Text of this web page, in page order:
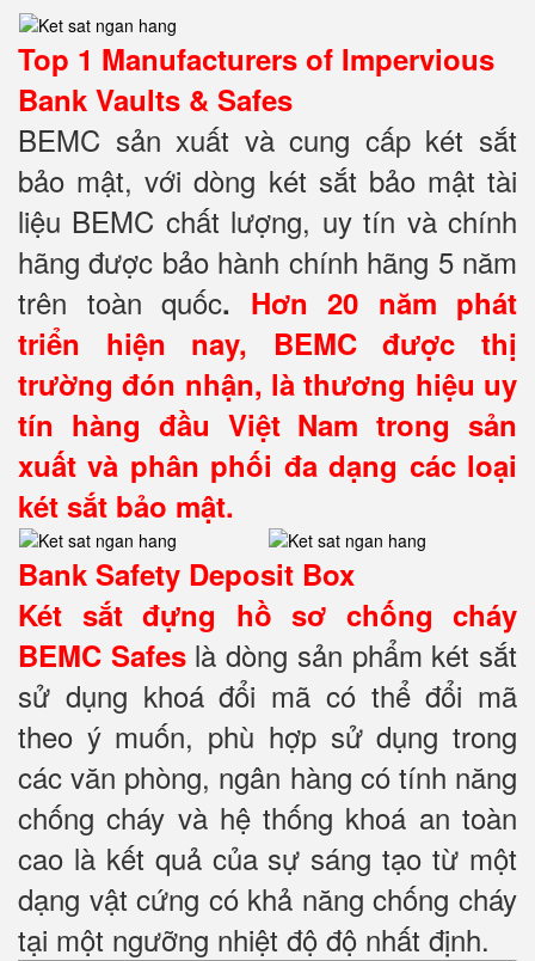
Top 1 Manufacturers of Impervious
Bank Vaults & Safes
BEMC sản xuất và cung cấp két sắt
bảo mật, với dòng két sắt bảo mật tài
liệu BEMC chất lượng, uy tín và chính
hãng được bảo hành chính hãng 5 năm
trên toàn quốc. Hơn 20 năm phát
triển hiện nay, BEMC được thị
trường đón nhận, là thương hiệu uy
tín hàng đầu Việt Nam trong sản
xuất và phân phối đa dạng các loại
két sắt bảo mật.
Bank Safety Deposit Box
Két sắt đựng hồ sơ chống cháy
BEMC Safes là dòng sản phẩm két sắt
sử dụng khoá đổi mã có thể đổi mã
theo ý muốn, phù hợp sử dụng trong
các văn phòng, ngân hàng có tính năng
chống cháy và hệ thống khoá an toàn
cao là kết quả của sự sáng tạo từ một
dạng vật cứng có khả năng chống cháy
tại một ngưỡng nhiệt độ độ nhất định.